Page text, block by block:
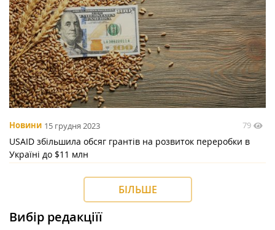
Новини 15 грудня 2023 79
USAID збільшила обсяг грантів на розвиток переробки в
Україні до $11 млн
БІЛЬШЕ
Вибір редакціїї